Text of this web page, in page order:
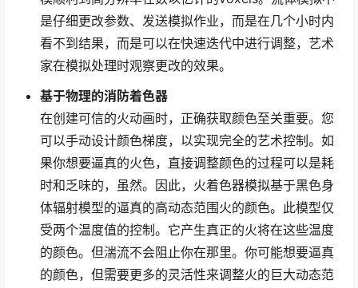
是仔细更改参数、发送模拟作业，而是在几个小时内
看不到结果，而是可以在快速迭代中进行调整，艺术
家在模拟处理时观察更改的效果。
基于物理的消防着色器
在创建可信的火动画时，正确获取颜色至关重要。您
可以手动设计颜色梯度，以实现完全的艺术控制。如
果你想要逼真的火色，直接调整颜色的过程可以是耗
时和乏味的，虽然。因此，火着色器模拟基于黑色身
体辐射模型的逼真的高动态范围火的颜色。此模型仅
受两个温度值的控制。它产生真正的火将在这些温度
的颜色。但湍流不会阻止你在那里。你可能想要逼真
的颜色，但需要更多的灵活性来调整火的巨大动态范